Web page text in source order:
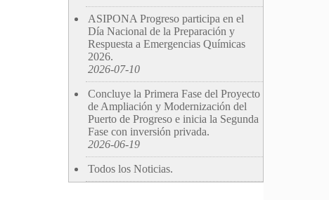
ASIPONA Progreso participa en el
Día Nacional de la Preparación y
Respuesta a Emergencias Químicas
2026.
2026-07-10
Concluye la Primera Fase del Proyecto
de Ampliación y Modernización del
Puerto de Progreso e inicia la Segunda
Fase con inversión privada.
2026-06-19
Todos los Noticias.